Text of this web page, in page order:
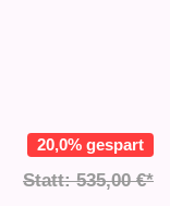
20,0% gespart
Statt: 535,00 €*